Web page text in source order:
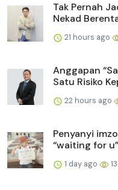
Tak Pernah
Nekad
21 hours ago
Anggapan
Satu Risiko
22 hours ago
Penyanyi
“waiting for
1 day ago 13